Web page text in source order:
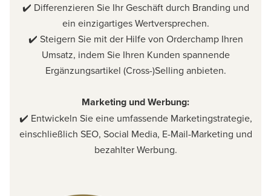
✔️ Differenzieren Sie Ihr Geschäft durch Branding und
ein einzigartiges Wertversprechen.
✔️ Steigern Sie mit der Hilfe von Orderchamp Ihren
Umsatz, indem Sie Ihren Kunden spannende
Ergänzungsartikel (Cross-)Selling anbieten.
Marketing und Werbung:
✔️ Entwickeln Sie eine umfassende Marketingstrategie,
einschließlich SEO, Social Media, E-Mail-Marketing und
bezahlter Werbung.